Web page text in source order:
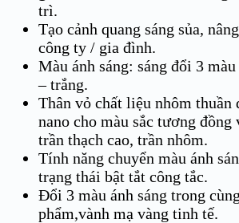
trì.
Tạo cảnh quang sáng sủa,
công ty / gia đình.
Màu ánh sáng: sáng đổi 3
– trắng.
Thân vỏ chất liệu nhôm thuần
nano cho màu sắc tương đồng
trần thạch cao, trần nhôm.
Tính năng chuyển màu ánh
trạng thái bật tắt công tắc.
Đổi 3 màu ánh sáng trong
phẩm,vành mạ vàng tinh tế.